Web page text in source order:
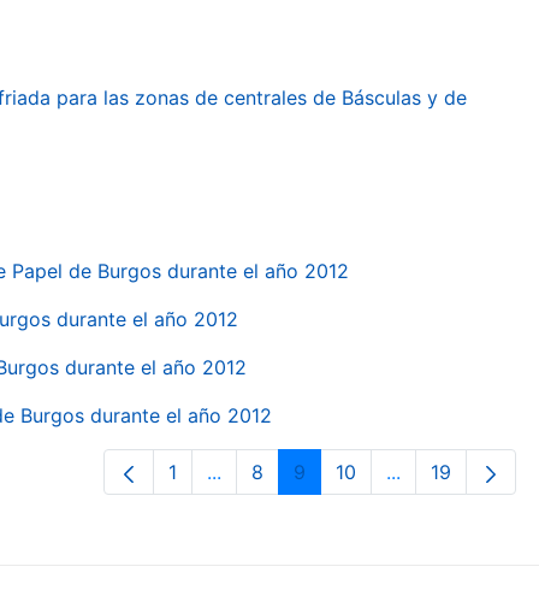
para las zonas de centrales de Básculas y de
de Burgos durante el año 2012
durante el año 2012
durante el año 2012
Burgos durante el año 2012
Página
1 ...Páginas intermedias Use TAB para
Página
8 Página
9 Página
10 ...PáginasPágina
19